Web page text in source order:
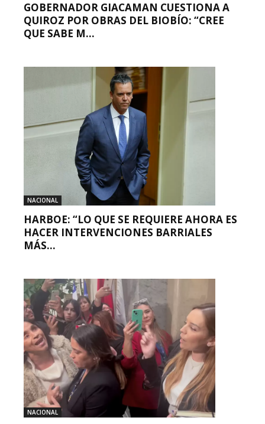
GOBERNADOR GIACAMAN CUESTIONA A
QUIROZ POR OBRAS DEL BIOBÍO: “CREE
QUE SABE M...
NACIONAL
HARBOE: “LO QUE SE REQUIERE AHORA ES
HACER INTERVENCIONES BARRIALES
MÁS...
NACIONAL